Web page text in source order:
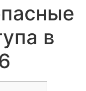
в